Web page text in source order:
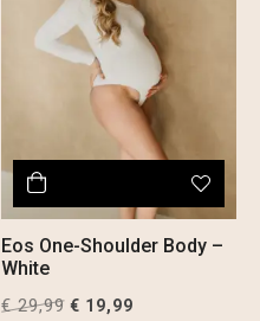
Eos One-Shoulder Body –
White
€29,99 Original
€ 19,99